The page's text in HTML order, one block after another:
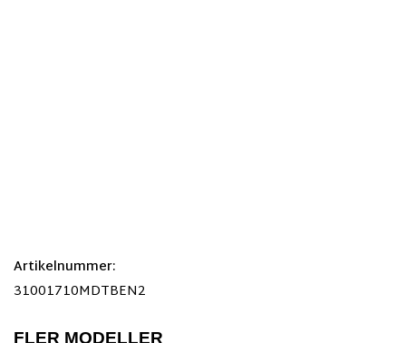
Artikelnummer:
31001710MDTBEN2
FLER MODELLER